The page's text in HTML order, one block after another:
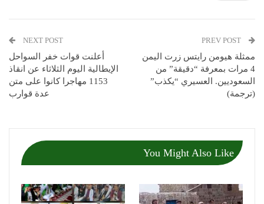
ممثلة هيومن رايتس زرت اليمن
4 مرات بمعرفة “دقيقة” من
السعوديين. العسيري “يكذب”
(ترجمة)
NEXT POST
أعلنت قوات خفر السواحل
الإيطالية اليوم الثلاثاء عن انقاذ
1153 مهاجرا كانوا على متن
عدة قوارب
You Might Also Like